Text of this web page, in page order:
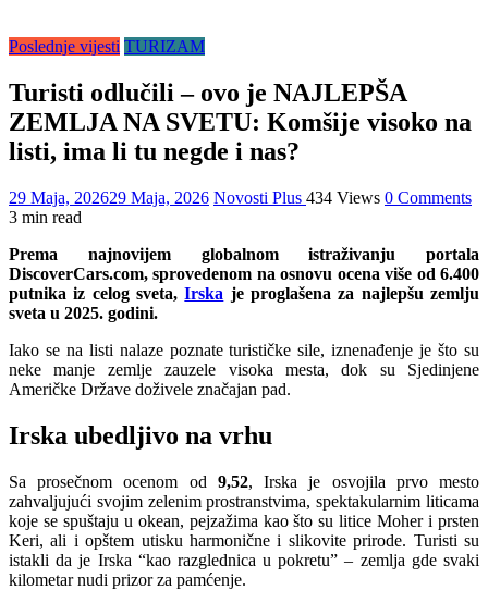
Poslednje vijesti TURIZAM
Turisti odlučili – ovo je NAJLEPŠA
ZEMLJA NA SVETU: Komšije visoko na
listi, ima li tu negde i nas?
29 Maja, 202629 Maja, 2026 Novosti Plus 434 Views 0 Comments
3 min read
Prema najnovijem globalnom istraživanju portala
DiscoverCars.com, sprovedenom na osnovu ocena više od 6.400
putnika iz celog sveta,Irska je proglašena za najlepšu zemlju
sveta u 2025. godini.
Iako se na listi nalaze poznate turističke sile, iznenađenje je što su
neke manje zemlje zauzele visoka mesta, dok su Sjedinjene
Američke Države doživele značajan pad.
Irska ubedljivo na vrhu
Sa prosečnom ocenom od 9,52, Irska je osvojila prvo mesto
zahvaljujući svojim zelenim prostranstvima, spektakularnim liticama
koje se spuštaju u okean, pejzažima kao što su litice Moher i prsten
Keri, ali i opštem utisku harmonične i slikovite prirode. Turisti su
istakli da je Irska “kao razglednica u pokretu” – zemlja gde svaki
kilometar nudi prizor za pamćenje.